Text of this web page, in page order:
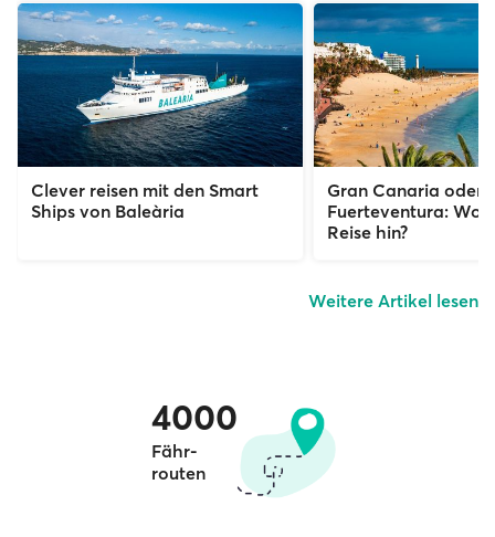
Clever reisen mit den Smart
Ships von Baleària
Gran Canaria oder
Fuerteventura: Wo
Reise hin?
Weitere Artikel lesen
4000
Fähr-
routen